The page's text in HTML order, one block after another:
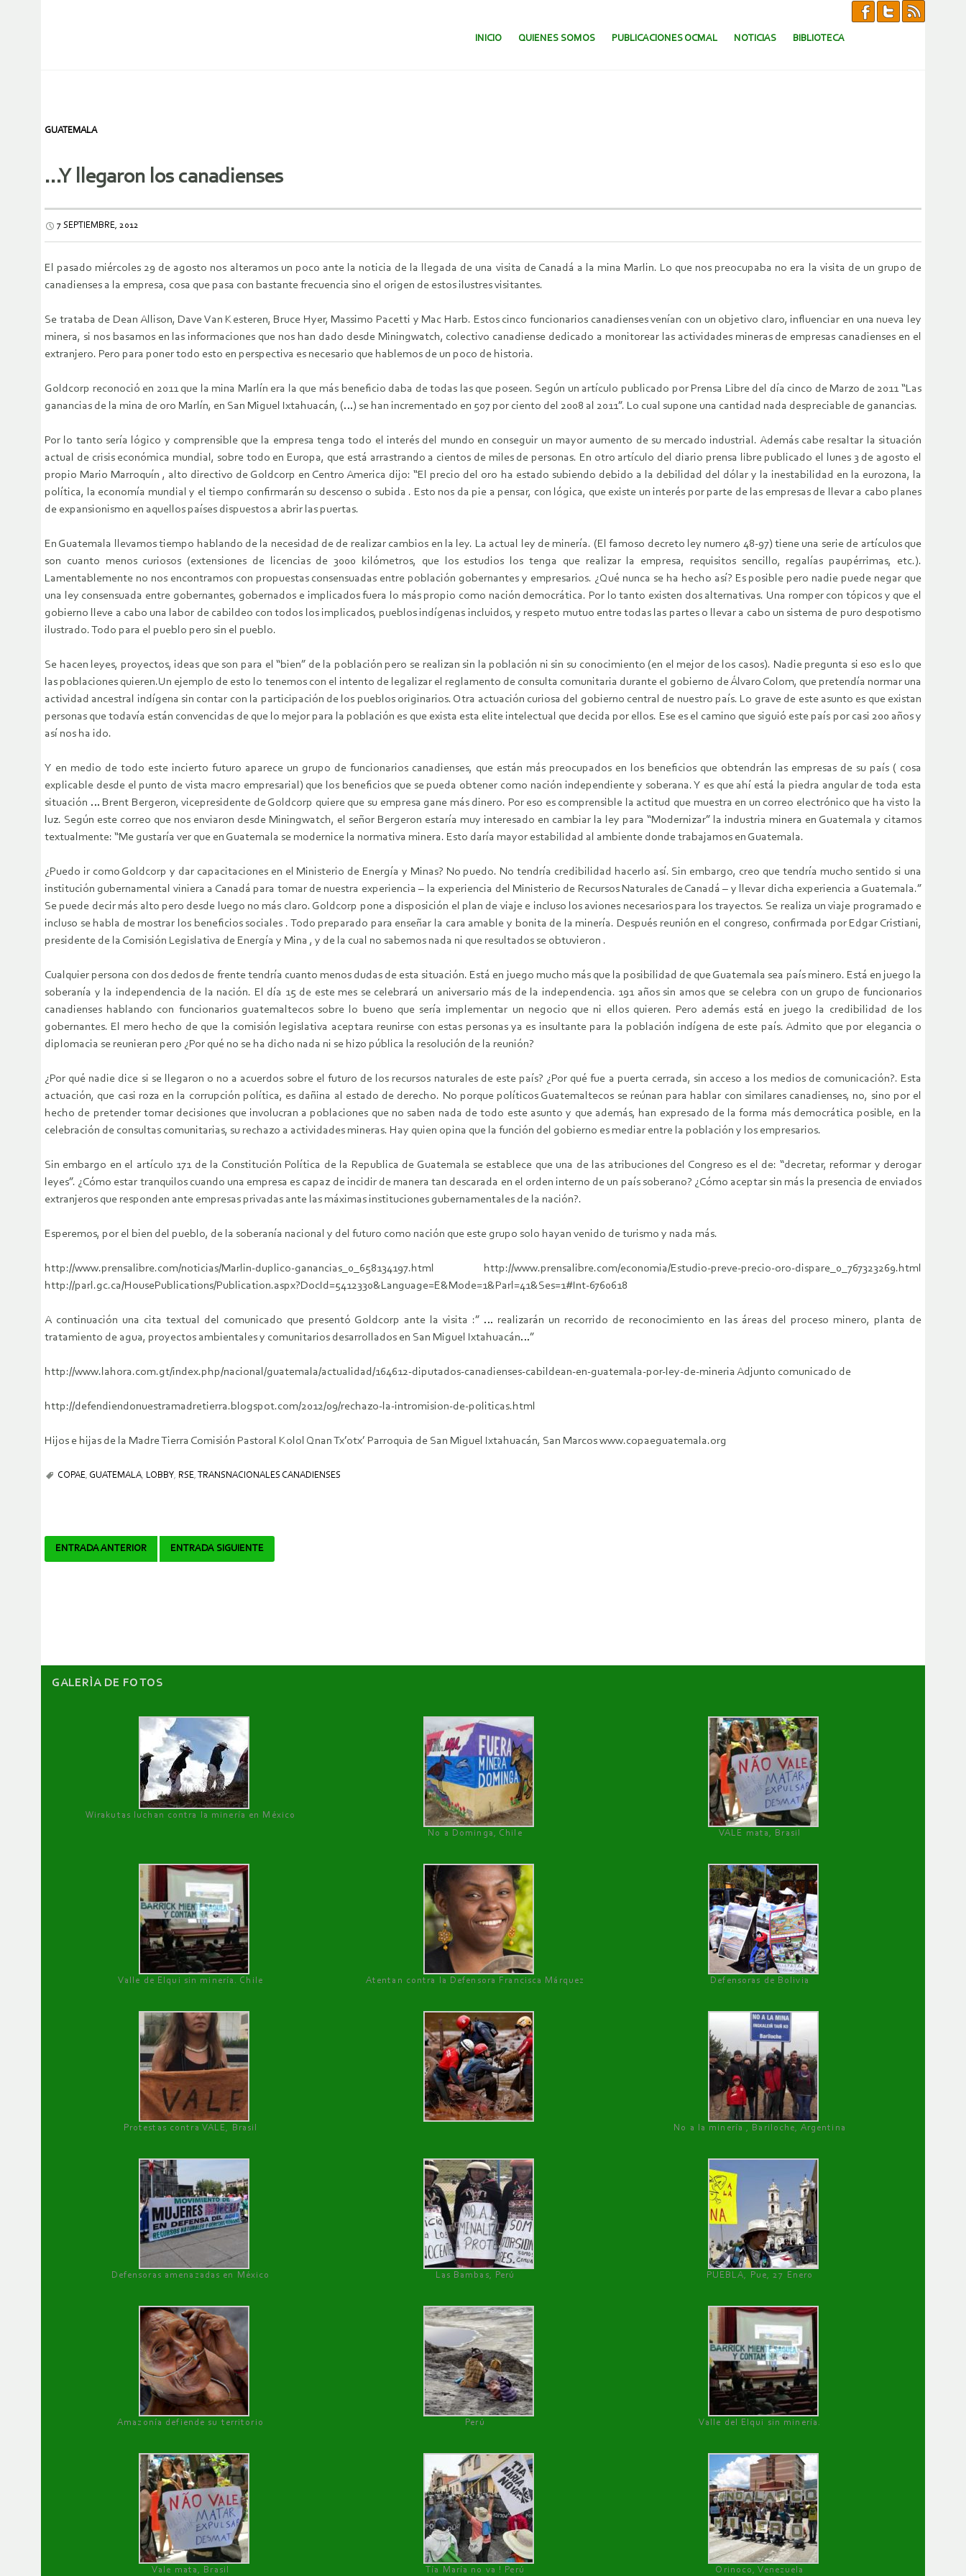
SALTAR AL CONTENIDO.
INICIO QUIENES SOMOS PUBLICACIONES OCMAL NOTICIAS BIBLIOTECA
GUATEMALA
…Y llegaron los canadienses
7 SEPTIEMBRE, 2012
El pasado miércoles 29 de agosto nos alteramos un poco ante la noticia de la llegada de una visita de Canadá a la mina Marlin. Lo que nos preocupaba no era la visita de un grupo de
canadienses a la empresa, cosa que pasa con bastante frecuencia sino el origen de estos ilustres visitantes.
Se trataba de Dean Allison, Dave Van Kesteren, Bruce Hyer, Massimo Pacetti y Mac Harb. Estos cinco funcionarios canadienses venían con un objetivo claro, influenciar en una nueva ley
minera, si nos basamos en las informaciones que nos han dado desde Miningwatch, colectivo canadiense dedicado a monitorear las actividades mineras de empresas canadienses en el
extranjero. Pero para poner todo esto en perspectiva es necesario que hablemos de un poco de historia.
Goldcorp reconoció en 2011 que la mina Marlín era la que más beneficio daba de todas las que poseen. Según un artículo publicado por Prensa Libre del día cinco de Marzo de 2011 “Las
ganancias de la mina de oro Marlín, en San Miguel Ixtahuacán, (…) se han incrementado en 507 por ciento del 2008 al 2011”. Lo cual supone una cantidad nada despreciable de ganancias.
Por lo tanto sería lógico y comprensible que la empresa tenga todo el interés del mundo en conseguir un mayor aumento de su mercado industrial. Además cabe resaltar la situación
actual de crisis económica mundial, sobre todo en Europa, que está arrastrando a cientos de miles de personas. En otro artículo del diario prensa libre publicado el lunes 3 de agosto el
propio Mario Marroquín , alto directivo de Goldcorp en Centro America dijo: “El precio del oro ha estado subiendo debido a la debilidad del dólar y la inestabilidad en la eurozona, la
política, la economía mundial y el tiempo confirmarán su descenso o subida . Esto nos da pie a pensar, con lógica, que existe un interés por parte de las empresas de llevar a cabo planes
de expansionismo en aquellos países dispuestos a abrir las puertas.
En Guatemala llevamos tiempo hablando de la necesidad de de realizar cambios en la ley. La actual ley de minería. (El famoso decreto ley numero 48-97) tiene una serie de artículos que
son cuanto menos curiosos (extensiones de licencias de 3000 kilómetros, que los estudios los tenga que realizar la empresa, requisitos sencillo, regalías paupérrimas, etc.).
Lamentablemente no nos encontramos con propuestas consensuadas entre población gobernantes y empresarios. ¿Qué nunca se ha hecho así? Es posible pero nadie puede negar que
una ley consensuada entre gobernantes, gobernados e implicados fuera lo más propio como nación democrática. Por lo tanto existen dos alternativas. Una romper con tópicos y que el
gobierno lleve a cabo una labor de cabildeo con todos los implicados, pueblos indígenas incluidos, y respeto mutuo entre todas las partes o llevar a cabo un sistema de puro despotismo
ilustrado. Todo para el pueblo pero sin el pueblo.
Se hacen leyes, proyectos, ideas que son para el “bien” de la población pero se realizan sin la población ni sin su conocimiento (en el mejor de los casos). Nadie pregunta si eso es lo que
las poblaciones quieren.Un ejemplo de esto lo tenemos con el intento de legalizar el reglamento de consulta comunitaria durante el gobierno de Álvaro Colom, que pretendía normar una
actividad ancestral indígena sin contar con la participación de los pueblos originarios. Otra actuación curiosa del gobierno central de nuestro país. Lo grave de este asunto es que existan
personas que todavía están convencidas de que lo mejor para la población es que exista esta elite intelectual que decida por ellos. Ese es el camino que siguió este país por casi 200 años y
así nos ha ido.
Y en medio de todo este incierto futuro aparece un grupo de funcionarios canadienses, que están más preocupados en los beneficios que obtendrán las empresas de su país ( cosa
explicable desde el punto de vista macro empresarial) que los beneficios que se pueda obtener como nación independiente y soberana. Y es que ahí está la piedra angular de toda esta
situación … Brent Bergeron, vicepresidente de Goldcorp quiere que su empresa gane más dinero. Por eso es comprensible la actitud que muestra en un correo electrónico que ha visto la
luz. Según este correo que nos enviaron desde Miningwatch, el señor Bergeron estaría muy interesado en cambiar la ley para “Modernizar” la industria minera en Guatemala y citamos
textualmente: “Me gustaría ver que en Guatemala se modernice la normativa minera. Esto daría mayor estabilidad al ambiente donde trabajamos en Guatemala.
¿Puedo ir como Goldcorp y dar capacitaciones en el Ministerio de Energía y Minas? No puedo. No tendría credibilidad hacerlo así. Sin embargo, creo que tendría mucho sentido si una
institución gubernamental viniera a Canadá para tomar de nuestra experiencia – la experiencia del Ministerio de Recursos Naturales de Canadá – y llevar dicha experiencia a Guatemala.”
Se puede decir más alto pero desde luego no más claro. Goldcorp pone a disposición el plan de viaje e incluso los aviones necesarios para los trayectos. Se realiza un viaje programado e
incluso se habla de mostrar los beneficios sociales . Todo preparado para enseñar la cara amable y bonita de la minería. Después reunión en el congreso, confirmada por Edgar Cristiani,
presidente de la Comisión Legislativa de Energía y Mina , y de la cual no sabemos nada ni que resultados se obtuvieron .
Cualquier persona con dos dedos de frente tendría cuanto menos dudas de esta situación. Está en juego mucho más que la posibilidad de que Guatemala sea país minero. Está en juego la
soberanía y la independencia de la nación. El día 15 de este mes se celebrará un aniversario más de la independencia. 191 años sin amos que se celebra con un grupo de funcionarios
canadienses hablando con funcionarios guatemaltecos sobre lo bueno que sería implementar un negocio que ni ellos quieren. Pero además está en juego la credibilidad de los
gobernantes. El mero hecho de que la comisión legislativa aceptara reunirse con estas personas ya es insultante para la población indígena de este país. Admito que por elegancia o
diplomacia se reunieran pero ¿Por qué no se ha dicho nada ni se hizo pública la resolución de la reunión?
¿Por qué nadie dice si se llegaron o no a acuerdos sobre el futuro de los recursos naturales de este país? ¿Por qué fue a puerta cerrada, sin acceso a los medios de comunicación?. Esta
actuación, que casi roza en la corrupción política, es dañina al estado de derecho. No porque políticos Guatemaltecos se reúnan para hablar con similares canadienses, no, sino por el
hecho de pretender tomar decisiones que involucran a poblaciones que no saben nada de todo este asunto y que además, han expresado de la forma más democrática posible, en la
celebración de consultas comunitarias, su rechazo a actividades mineras. Hay quien opina que la función del gobierno es mediar entre la población y los empresarios.
Sin embargo en el artículo 171 de la Constitución Política de la Republica de Guatemala se establece que una de las atribuciones del Congreso es el de: “decretar, reformar y derogar
leyes”. ¿Cómo estar tranquilos cuando una empresa es capaz de incidir de manera tan descarada en el orden interno de un país soberano? ¿Cómo aceptar sin más la presencia de enviados
extranjeros que responden ante empresas privadas ante las máximas instituciones gubernamentales de la nación?.
Esperemos, por el bien del pueblo, de la soberanía nacional y del futuro como nación que este grupo solo hayan venido de turismo y nada más.
http://www.prensalibre.com/noticias/Marlin-duplico-ganancias_0_658134197.html http://www.prensalibre.com/economia/Estudio-preve-precio-oro-dispare_0_767323269.html
http://parl.gc.ca/HousePublications/Publication.aspx?DocId=5412330&Language=E&Mode=1&Parl=41&Ses=1#Int-6760618
A continuación una cita textual del comunicado que presentó Goldcorp ante la visita :” … realizarán un recorrido de reconocimiento en las áreas del proceso minero, planta de
tratamiento de agua, proyectos ambientales y comunitarios desarrollados en San Miguel Ixtahuacán…”
http://www.lahora.com.gt/index.php/nacional/guatemala/actualidad/164612-diputados-canadienses-cabildean-en-guatemala-por-ley-de-mineria Adjunto comunicado de
http://defendiendonuestramadretierra.blogspot.com/2012/09/rechazo-la-intromision-de-politicas.html
Hijos e hijas de la Madre Tierra Comisión Pastoral Kolol Qnan Tx’otx’ Parroquia de San Miguel Ixtahuacán, San Marcos www.copaeguatemala.org
COPAE, GUATEMALA, LOBBY, RSE, TRANSNACIONALES CANADIENSES
Navegador
ENTRADA ANTERIOR ENTRADA SIGUIENTE
GALERÌA DE FOTOS
Wirakutas luchan contra la minería en México
No a Dominga, Chile
VALE mata, Brasil
Valle de Elqui sin minería. Chile Atentan contra la Defensora Francisca Márquez Defensoras de Bolivia
Protestas contra VALE, Brasil No a la minería , Bariloche, Argentina
Defensoras amenazadas en México Las Bambas, Perú PUEBLA, Pue, 27 Enero
Amazonía defiende su territorio Perú Valle del Elqui sin minería.
Vale mata, Brasil Tía María no va ! Perú Orinoco, Venezuela